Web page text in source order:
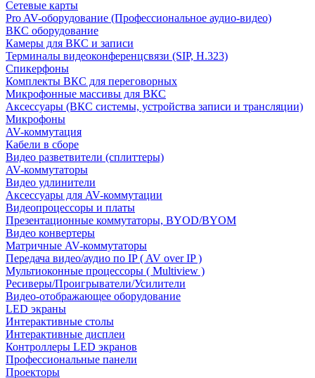
Сетевые карты
Pro AV-оборудование (Профессиональное аудио-видео)
ВКС оборудование
Камеры для ВКС и записи
Терминалы видеоконференцсвязи (SIP, H.323)
Спикерфоны
Комплекты ВКС для переговорных
Микрофонные массивы для ВКС
Аксессуары (ВКС системы, устройства записи и трансляции)
Микрофоны
AV-коммутация
Кабели в сборе
Видео разветвители (сплиттеры)
AV-коммутаторы
Видео удлинители
Аксессуары для AV-коммутации
Видеопроцессоры и платы
Презентационные коммутаторы, BYOD/BYOM
Видео конвертеры
Матричные AV-коммутаторы
Передача видео/аудио по IP ( AV over IP )
Мультиоконные процессоры ( Multiview )
Ресиверы/Проигрыватели/Усилители
Видео-отображающее оборудование
LED экраны
Интерактивные столы
Интерактивные дисплеи
Контроллеры LED экранов
Профессиональные панели
Проекторы